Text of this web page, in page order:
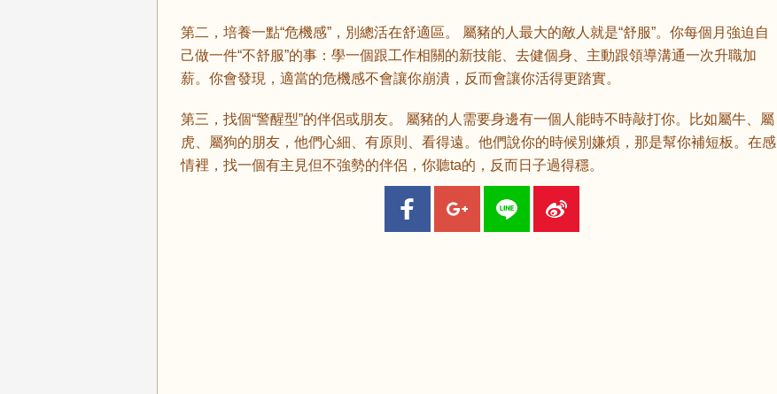
第二，培養一點“危機感”，別總活在舒適區。 屬豬的人最大的敵人就是“舒服”。你每個月強迫自
己做一件“不舒服”的事：學一個跟工作相關的新技能、去健個身、主動跟領導溝通一次升職加
薪。你會發現，適當的危機感不會讓你崩潰，反而會讓你活得更踏實。
第三，找個“警醒型”的伴侶或朋友。 屬豬的人需要身邊有一個人能時不時敲打你。比如屬牛、屬
虎、屬狗的朋友，他們心細、有原則、看得遠。他們說你的時候別嫌煩，那是幫你補短板。在感
情裡，找一個有主見但不強勢的伴侶，你聽ta的，反而日子過得穩。